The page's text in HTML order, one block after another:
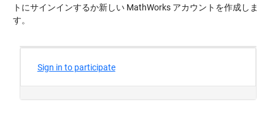
トにサインインするか新しい MathWorks アカウントを作成しま
す。